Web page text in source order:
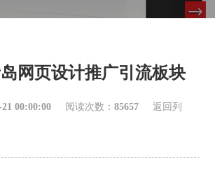
网页设计推广引流板块
21 00:00:00 阅读次数：85657
返回列